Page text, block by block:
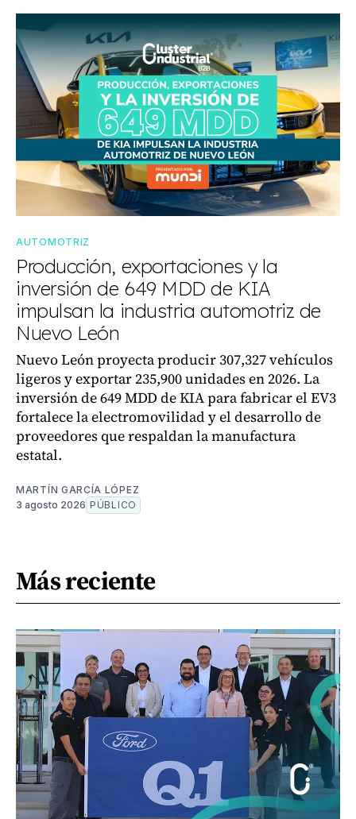
AUTOMOTRIZ
Producción, exportaciones y la
inversión de 649 MDD de KIA
impulsan la industria automotriz de
Nuevo León
Nuevo León proyecta producir 307,327 vehículos
ligeros y exportar 235,900 unidades en 2026. La
inversión de 649 MDD de KIA para fabricar el EV3
fortalece la electromovilidad y el desarrollo de
proveedores que respaldan la manufactura
estatal.
MARTÍN GARCÍA LÓPEZ
3 agosto 2026 PÚBLICO
Más reciente